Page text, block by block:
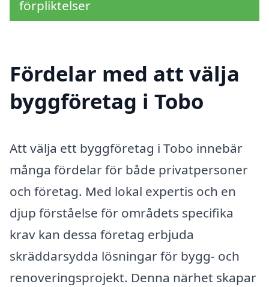
förpliktelser
Fördelar med att välja
byggföretag i Tobo
Att välja ett byggföretag i Tobo innebär
många fördelar för både privatpersoner
och företag. Med lokal expertis och en
djup förståelse för områdets specifika
krav kan dessa företag erbjuda
skräddarsydda lösningar för bygg- och
renoveringsprojekt. Denna närhet skapar